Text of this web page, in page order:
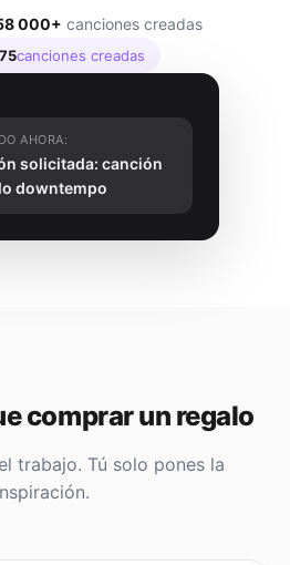
000+ canciones creadas
canciones creadas
AHORA:
solicitada: canción
downtempo
comprar un regalo
trabajo. Tú solo pones la